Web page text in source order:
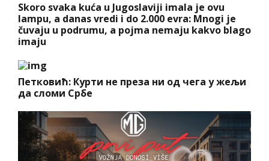
Skoro svaka kuća u Jugoslaviji imala je ovu
lampu, a danas vredi i do 2.000 evra: Mnogi je
čuvaju u podrumu, a pojma nemaju kakvo blago
imaju
Петковић: Курти не преза ни од чега у жељи
да сломи Србе